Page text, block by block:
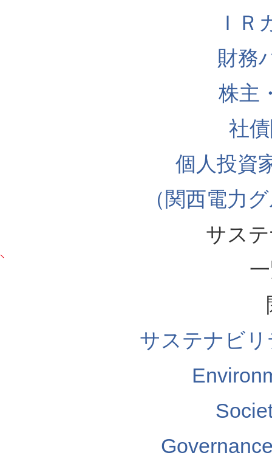
ＩＲ
財務
株主
社
個人投資
（関西電力
サス
サステナビ